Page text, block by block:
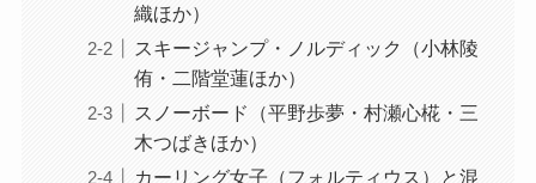
織ほか）
スキージャンプ・ノルディック（小林陵
侑・二階堂蓮ほか）
スノーボード（平野歩夢・村瀬心椛・三
木つばきほか）
カーリング女子（フォルティウス）と混